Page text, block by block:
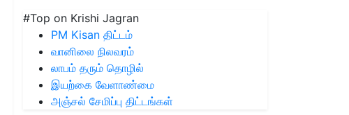
#Top on Krishi Jagran
PM Kisan திட்டம்
வானிலை நிலவரம்
லாபம் தரும் தொழில்
இயற்கை வேளாண்மை
அஞ்சல் சேமிப்பு திட்டங்கள்